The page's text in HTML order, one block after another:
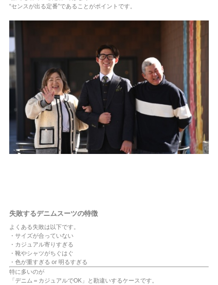
“センスが出る定番”であることがポイントです。
失敗するデニムスーツの特徴
よくある失敗は以下です。
・サイズが合っていない
・カジュアル寄りすぎる
・靴やシャツがちぐはぐ
・色が重すぎる or 明るすぎる
特に多いのが
「デニム＝カジュアルでOK」と勘違いするケースです。